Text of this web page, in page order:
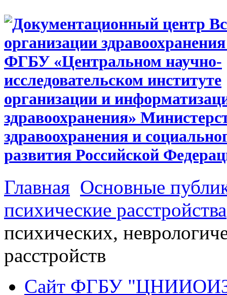
Главная Основные
психические расстройства
психических,
расстройств
Сайт ФГБУ